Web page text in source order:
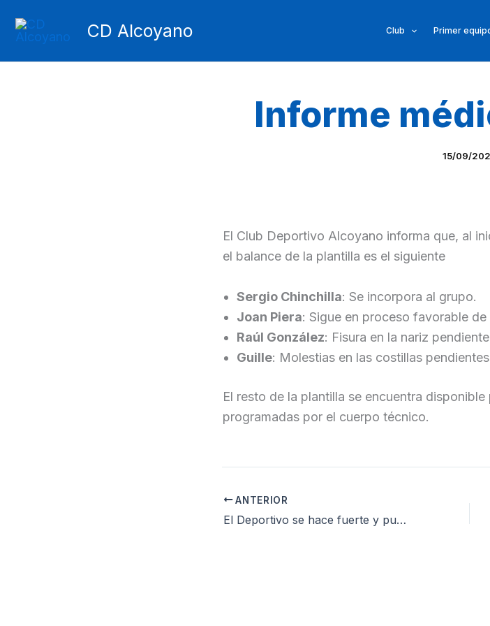
CD Alcoyano Club Primer
Informe
15/09/
El Club Deportivo Alcoyano informa que, al
el balance de la plantilla es el siguiente
Sergio Chinchilla: Se incorpora al grupo.
Joan Piera: Sigue en proceso favorable de
Raúl González: Fisura en la nariz
Guille: Molestias en las costillas
El resto de la plantilla se encuentra
programadas por el cuerpo técnico.
ANTERIOR
El Deportivo se hace fuerte y puntúa en el Narcís Sala (0-0)